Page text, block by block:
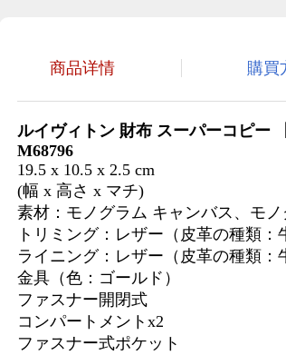
商品详情 購買
ルイヴィトン 財布 スーパーコピー
M68796
19.5 x 10.5 x 2.5 cm
(幅 x 高さ x マチ)
素材：モノグラム キャンバス、モ
トリミング：レザー（皮革の種類：
ライニング：レザー（皮革の種類：
金具（色：ゴールド）
ファスナー開閉式
コンパートメントx2
ファスナー式ポケット